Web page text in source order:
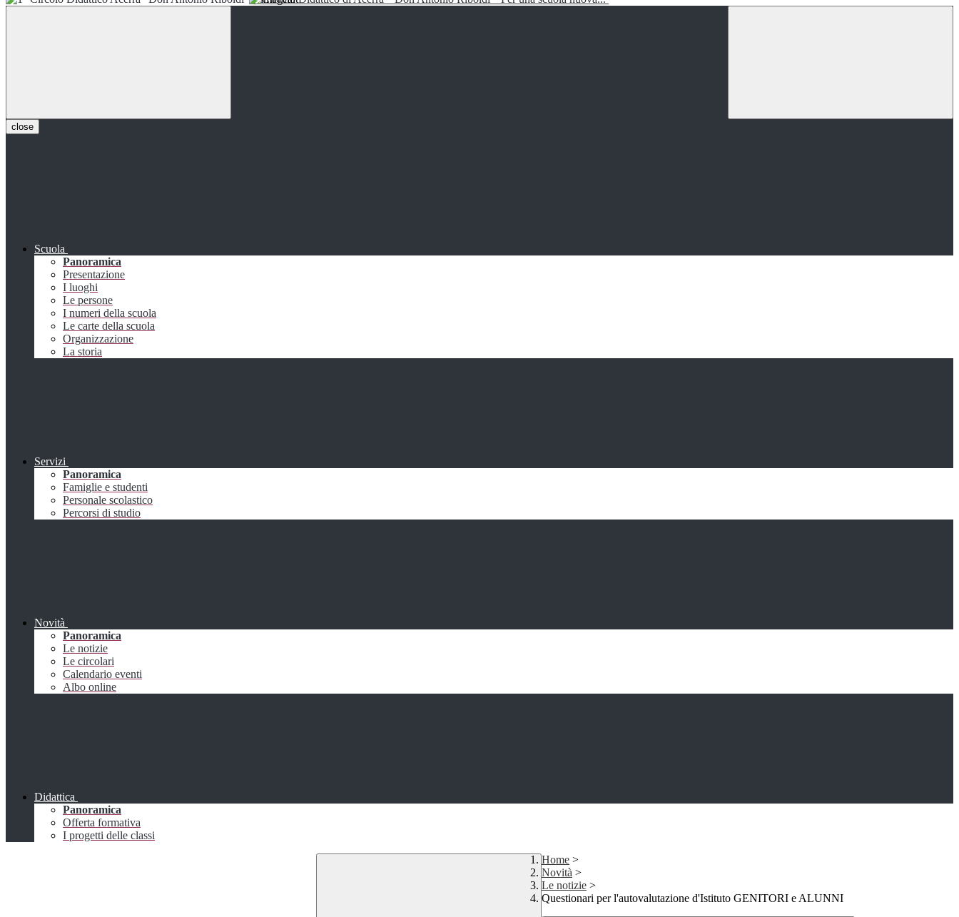
close
Scuola
Panoramica
Presentazione
I luoghi
Le persone
I numeri della scuola
Le carte della scuola
Organizzazione
La storia
Servizi
Panoramica
Famiglie e studenti
Personale scolastico
Percorsi di studio
Novità
Panoramica
Le notizie
Le circolari
Calendario eventi
Albo online
Didattica
Panoramica
Offerta formativa
I progetti delle classi
Home >
Novità >
Le notizie >
Questionari per l'autovalutazione d'Istituto GENITORI e ALUNNI